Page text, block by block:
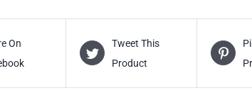
On
Tweet This
Product